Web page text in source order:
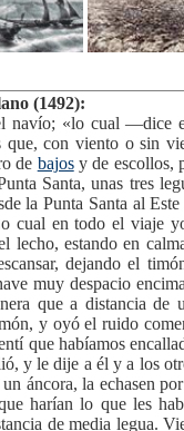
(1492):
navío; «lo cual —dice
con viento o sin
de bajosy de escollos,
Santa, unas tres
la Punta Santa al
cual en todo el viaje
lecho, estando en
dejando el
muy despacio
que a distancia de
y oyó el ruido
que habíamos
y le dije a él y a los
áncora, la echasen
harían lo que les
de media legua.